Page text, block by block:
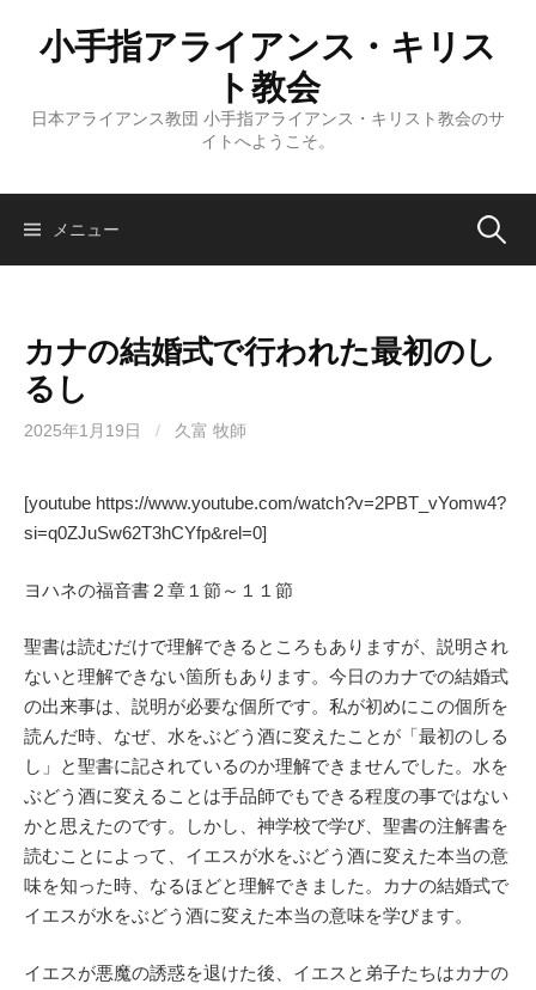
ス
小手指アライアンス・キリス
ト教会
日本アライアンス教団 小手指アライアンス・キリスト教会のサ
イトへようこそ。
メニュー 検
カナの結婚式で行われた最初のし
るし
2025年1月19日 / 久富 牧師
[youtube https://www.youtube.com/watch?v=2PBT_vYomw4?
si=q0ZJuSw62T3hCYfp&rel=0]
ヨハネの福音書２章１節～１１節
聖書は読むだけで理解できるところもありますが、説明され
ないと理解できない箇所もあります。今日のカナでの結婚式
の出来事は、説明が必要な個所です。私が初めにこの個所を
読んだ時、なぜ、水をぶどう酒に変えたことが「最初のしる
し」と聖書に記されているのか理解できませんでした。水を
ぶどう酒に変えることは手品師でもできる程度の事ではない
かと思えたのです。しかし、神学校で学び、聖書の注解書を
読むことによって、イエスが水をぶどう酒に変えた本当の意
味を知った時、なるほどと理解できました。カナの結婚式で
イエスが水をぶどう酒に変えた本当の意味を学びます。
イエスが悪魔の誘惑を退けた後、イエスと弟子たちはカナの